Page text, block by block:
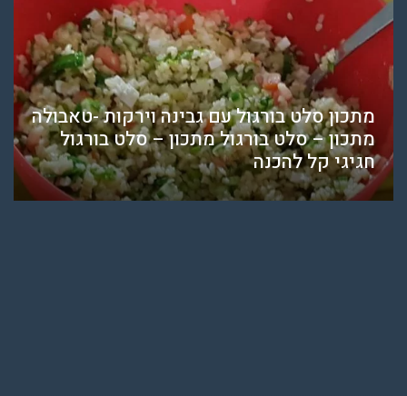
מתכון סלט בורגול עם גבינה וירקות -טאבולה
מתכון – סלט בורגול מתכון – סלט בורגול
חגיגי קל להכנה